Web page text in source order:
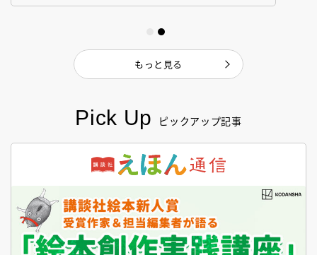
Pick Up ピックアップ記事
もっと見る